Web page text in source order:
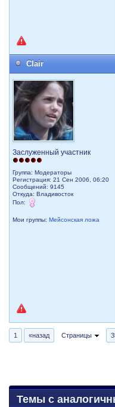
Clair
Заслуженный участник
Группа: Модераторы
Регистрация: 21 Сен 2006, 06:20
Сообщений: 9145
Откуда: Владивосток
Пол:
Мои группы:Мейсонская ложа
1 «назад Страницы
Темы с